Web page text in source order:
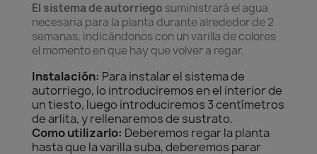
El sistema de autorriego suministrará el agua
necesaria para la planta durante alrededor de 2
semanas, indicándonos con un varilla de colores
el momento en que hay que volver a regar.
Instalación: Para instalar el sistema de
autorriego, lo introduciremos en el interior de
un tiesto, luego introduciremos 3 centímetros
de arlita, y rellenaremos de sustrato.
Como utilizarlo: Deberemos regar la planta
hasta que la varilla suba, deberemos parar